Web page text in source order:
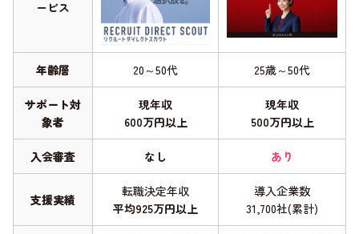
ービス
年齢層 20～50代 25歳～50代
サポート対
象者
現年収
600万円以上
現年収
500万円以上
入会審査 なし あり
支援実績
転職決定年収
平均925万円以上
導入企業数
31,700社(累計)